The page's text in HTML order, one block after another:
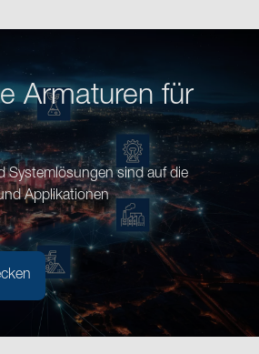
Armaturen für
Systemlösungen sind auf die
Applikationen